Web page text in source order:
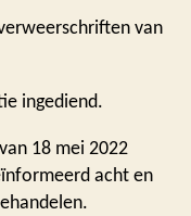
van
ingediend.
18 mei 2022
acht en